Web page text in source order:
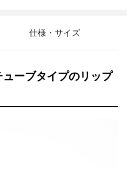
仕様・サイズ
ーブタイプのリップ